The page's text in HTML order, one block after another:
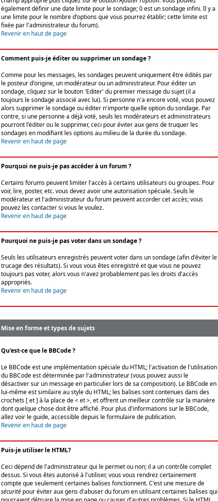
également définir une date limite pour le sondage; 0 est un sondage infini. Il y a
une limite pour le nombre d'options que vous pourrez établir; cette limite est
fixée par l'administrateur du forum).
Revenir en haut de page
Comment puis-je éditer ou supprimer un sondage ?
Comme pour les messages, les sondages peuvent uniquement être édités par
le posteur d'origine, un modérateur ou un administrateur. Pour éditer un
sondage, cliquez sur le bouton 'Editer' du premier message du sujet (il a
toujours le sondage associé avec lui). Si personne n'a encore voté, vous pouvez
alors supprimer le sondage ou éditer n'importe quelle option du sondage. Par
contre, si une personne a déjà voté, seuls les modérateurs et administrateurs
pourront l'éditer ou le supprimer, ceci pour éviter aux gens de truquer les
sondages en modifiant les options au milieu de la durée du sondage.
Revenir en haut de page
Pourquoi ne puis-je pas accéder à un forum ?
Certains forums peuvent limiter l'accès à certains utilisateurs ou groupes. Pour
voir, lire, poster, etc. vous devez avoir une autorisation spéciale. Seuls le
modérateur et l'administrateur du forum peuvent accorder cet accès; vous
pouvez les contacter si vous le voulez.
Revenir en haut de page
Pourquoi ne puis-je pas voter dans un sondage ?
Seuls les utilisateurs enregistrés peuvent voter dans un sondage (afin d'éviter le
trucage des résultats). Si vous vous êtes enregistré et que vous ne pouvez
toujours pas voter, alors vous n'avez probablement pas les droits d'accès
appropriés.
Revenir en haut de page
Mise en forme et types de sujets
Qu'est-ce que le BBCode ?
Le BBCode est une implémentation spéciale du HTML; l'activation de l'utilisation
du BBCode est déterminée par l'administrateur (vous pouvez aussi le
désactiver sur un message en particulier lors de sa composition). Le BBCode en
lui-même est similaire au style du HTML; les balises sont contenues dans des
crochets [ et ] à la place de < et >, et offrent un meilleur contrôle sur la manière
dont quelque chose doit être affiché. Pour plus d'informations sur le BBCode,
allez voir le guide, accessible depuis le formulaire de publication.
Revenir en haut de page
Puis-je utiliser le HTML?
Ceci dépend de l'administrateur qui le permet ou non; il a un contrôle complet
dessus. Si vous êtes autorisé à l'utiliser, vous vous rendrez certainement
compte que seulement certaines balises fonctionnent. C'est une mesure de
sécurité pour éviter aux gens d'abuser du forum en utilisant certaines balises qui